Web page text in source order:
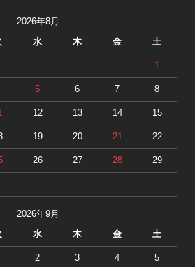
2026年8月
水 木 金 土
1
5 6 7 8
12 13 14 15
19 20 21 22
26 27 28 29
2026年9月
水 木 金 土
2 3 4 5